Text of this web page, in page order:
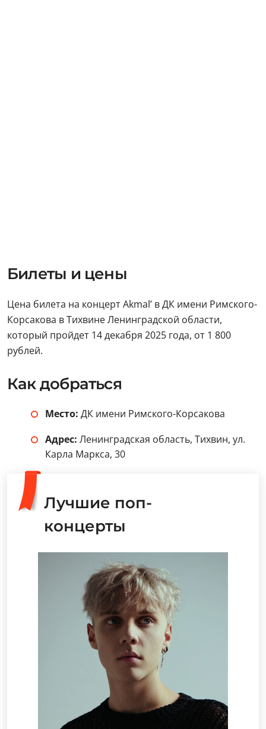
Билеты и цены
Цена билета на концерт Akmal’ в ДК имени Римского-
Корсакова в Тихвине Ленинградской области,
который пройдет 14 декабря 2025 года, от 1 800
рублей.
Как добраться
Место: ДК имени Римского-Корсакова
Адрес: Ленинградская область, Тихвин, ул.
Карла Маркса, 30
Лучшие поп-
концерты